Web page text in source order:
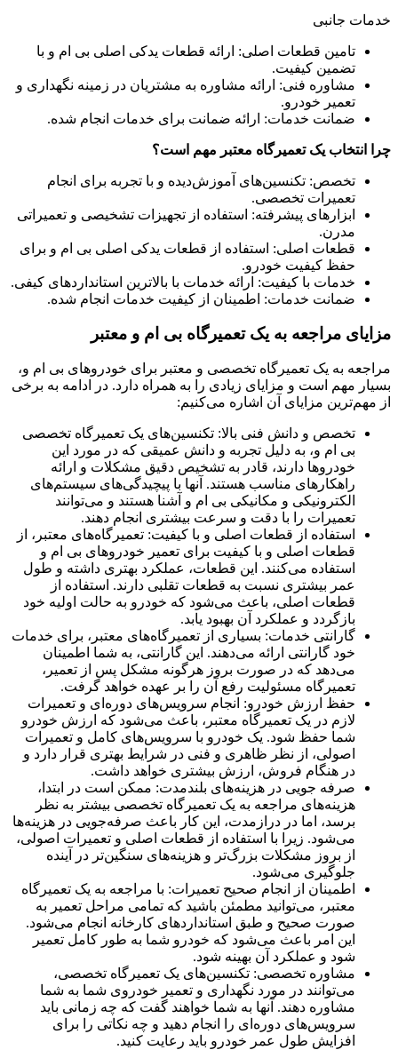
خدمات جانبی
تامین قطعات اصلی: ارائه قطعات یدکی اصلی بی ام و با
تضمین کیفیت.
مشاوره فنی: ارائه مشاوره به مشتریان در زمینه نگهداری و
تعمیر خودرو.
ضمانت خدمات: ارائه ضمانت برای خدمات انجام شده.
چرا انتخاب یک تعمیرگاه معتبر مهم است؟
تخصص: تکنسین‌های آموزش‌دیده و با تجربه برای انجام
تعمیرات تخصصی.
ابزارهای پیشرفته: استفاده از تجهیزات تشخیصی و تعمیراتی
مدرن.
قطعات اصلی: استفاده از قطعات یدکی اصلی بی ام و برای
حفظ کیفیت خودرو.
خدمات با کیفیت: ارائه خدمات با بالاترین استانداردهای کیفی.
ضمانت خدمات: اطمینان از کیفیت خدمات انجام شده.
مزایای مراجعه به یک تعمیرگاه بی ام و معتبر
مراجعه به یک تعمیرگاه تخصصی و معتبر برای خودروهای بی ام و،
بسیار مهم است و مزایای زیادی را به همراه دارد. در ادامه به برخی
از مهم‌ترین مزایای آن اشاره می‌کنیم:
تخصص و دانش فنی بالا: تکنسین‌های یک تعمیرگاه تخصصی
بی ام و، به دلیل تجربه و دانش عمیقی که در مورد این
خودروها دارند، قادر به تشخیص دقیق مشکلات و ارائه
راهکارهای مناسب هستند. آنها با پیچیدگی‌های سیستم‌های
الکترونیکی و مکانیکی بی ام و آشنا هستند و می‌توانند
تعمیرات را با دقت و سرعت بیشتری انجام دهند.
استفاده از قطعات اصلی و با کیفیت: تعمیرگاه‌های معتبر، از
قطعات اصلی و با کیفیت برای تعمیر خودروهای بی ام و
استفاده می‌کنند. این قطعات، عملکرد بهتری داشته و طول
عمر بیشتری نسبت به قطعات تقلبی دارند. استفاده از
قطعات اصلی، باعث می‌شود که خودرو به حالت اولیه خود
بازگردد و عملکرد آن بهبود یابد.
گارانتی خدمات: بسیاری از تعمیرگاه‌های معتبر، برای خدمات
خود گارانتی ارائه می‌دهند. این گارانتی، به شما اطمینان
می‌دهد که در صورت بروز هرگونه مشکل پس از تعمیر،
تعمیرگاه مسئولیت رفع آن را بر عهده خواهد گرفت.
حفظ ارزش خودرو: انجام سرویس‌های دوره‌ای و تعمیرات
لازم در یک تعمیرگاه معتبر، باعث می‌شود که ارزش خودرو
شما حفظ شود. یک خودرو با سرویس‌های کامل و تعمیرات
اصولی، از نظر ظاهری و فنی در شرایط بهتری قرار دارد و
در هنگام فروش، ارزش بیشتری خواهد داشت.
صرفه جویی در هزینه‌های بلندمدت: ممکن است در ابتدا،
هزینه‌های مراجعه به یک تعمیرگاه تخصصی بیشتر به نظر
برسد، اما در درازمدت، این کار باعث صرفه‌جویی در هزینه‌ها
می‌شود. زیرا با استفاده از قطعات اصلی و تعمیرات اصولی،
از بروز مشکلات بزرگ‌تر و هزینه‌های سنگین‌تر در آینده
جلوگیری می‌شود.
اطمینان از انجام صحیح تعمیرات: با مراجعه به یک تعمیرگاه
معتبر، می‌توانید مطمئن باشید که تمامی مراحل تعمیر به
صورت صحیح و طبق استانداردهای کارخانه انجام می‌شود.
این امر باعث می‌شود که خودرو شما به طور کامل تعمیر
شود و عملکرد آن بهینه شود.
مشاوره تخصصی: تکنسین‌های یک تعمیرگاه تخصصی،
می‌توانند در مورد نگهداری و تعمیر خودروی شما به شما
مشاوره دهند. آنها به شما خواهند گفت که چه زمانی باید
سرویس‌های دوره‌ای را انجام دهید و چه نکاتی را برای
افزایش طول عمر خودرو باید رعایت کنید.